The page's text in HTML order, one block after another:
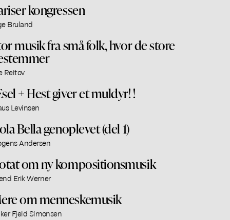
kongressen
Bruland
musik fra små folk, hvor de store
Reitov
+ Hest giver et muldyr! !
Levinsen
Bella genoplevet (del 1)
Andersen
om ny kompositionsmusik
Erik Werner
om menneskemusik
Fjeld Simonsen